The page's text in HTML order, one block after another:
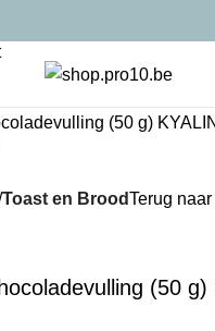
Toast en BroodTerug
(50 g)